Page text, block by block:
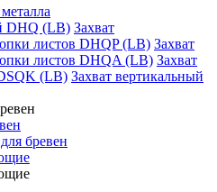
DHQ (LB) Захват
листов DHQP (LB) Захват
листов DHQA (LB) Захват
(LB) Захват вертикальный
бревен